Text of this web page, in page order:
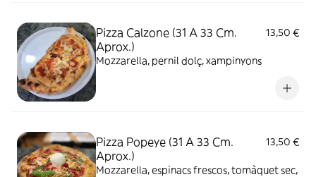
Pizza Calzone (31 A 33 Cm.
Aprox.)
13,50 €
Mozzarella, pernil dolç, xampinyons
Pizza Popeye (31 A 33 Cm.
Aprox.)
13,50 €
Mozzarella, espinacs frescos, tomàquet sec,